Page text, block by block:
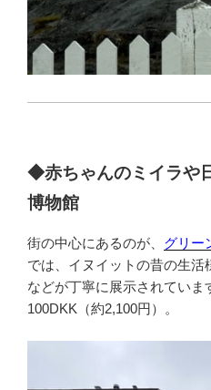
◆赤ちゃんのミイラや
博物館
街の中心にあるのが、 グリー
では、イヌイットの昔の生
などが丁寧に展示されていま
100DKK（約2,100円）。